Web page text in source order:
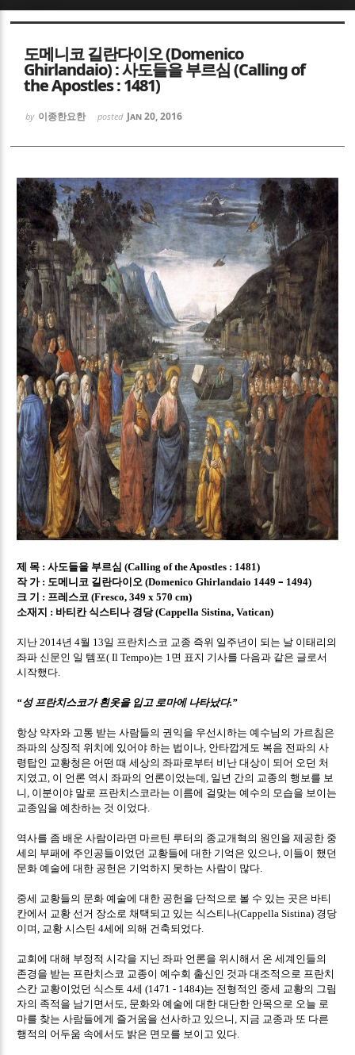
도메니코 길란다이오 (Domenico
Ghirlandaio) : 사도들을 부르심 (Calling of
the Apostles : 1481)
by 이종한요한 posted Jan 20, 2016
제 목 :사도들을 부르심(Calling of the Apostles : 1481)
작 가 : 도메니코 길란다이오(Domenico Ghirlandaio 1449– 1494)
크 기 : 프레스코(Fresco, 349 x 570 cm)
소재지 : 바티칸 식스티나 경당(Cappella Sistina, Vatican)
지난2014년4월 13일 프란치스코 교종 즉위 일주년이 되는 날 이태리의
좌파 신문인 일 템포( Il Tempo)는 1 면 표지 기사를 다음과 같은 글로서
시작했다
“성 프란치스코가 흰옷을 입고 로마에 나타났다.”
항상 약자와 고통 받는 사람들의 권익을 우선시하는 예수님의 가르침은
좌파의 상징적 위치에 있어야 하는 법이나 안타깝게도 복음 전파의 사
령탑인 교황청은 어떤 때 세상의 좌파로부터 비난 대상이 되어 오던 처
지였고 이 언론 역시 좌파의 언론이었는데 일년 간의 교종의 행보를 보
니 이분이야 말로 프란치스코라는 이름에 걸맞는 예수의 모습을 보이는
교종임을 예찬하는 것 이었다
역사를 좀 배운 사람이라면 마르틴 루터의 종교개혁의 원인을 제공한 중
세의 부패에 주인공들이었던 교황들에 대한 기억은 있으나 이들이 했던
문화 예술에 대한 공헌은 기억하지 못하는 사람이 많다
중세 교황들의 문화 예술에 대한 공헌을 단적으로 볼 수 있는 곳은 바티
칸에서 교황 선거 장소로 채택되고 있는 식스티나(Cappella Sistina) 경당
이며 교황 시스틴4세에 의해 건축되었다
교회에 대해 부정적 시각을 지닌 좌파 언론을 위시해서 온 세계인들의
존경을 받는 프란치스코 교종이 예수회 출신인 것과 대조적으로 프란치
스칸 교황이었던 식스토4세(1471 - 1484)는 전형적인 중세 교황의 그림
자의 족적을 남기면서도 문화와 예술에 대한 대단한 안목으로 오늘 로
마를 찾는 사람들에게 즐거움을 선사하고 있으니 지금 교종과 또 다른
행적의 어두움 속에서도 밝은 면모를 보이고 있다
Sketchbook5, 스케치북5
Sketchbook5, 스케치북5
Sketchbook5, 스케치북5
Sketchbook5, 스케치북5